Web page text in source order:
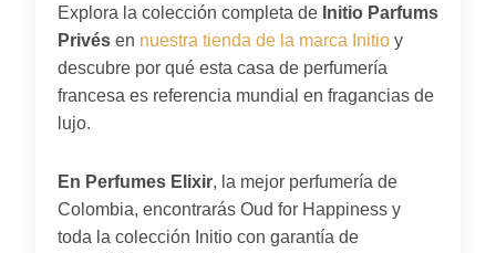
Explora la colección completa de Initio Parfums
Privés en nuestra tienda de la marca Initio y
descubre por qué esta casa de perfumería
francesa es referencia mundial en fragancias de
lujo.
En Perfumes Elixir, la mejor perfumería de
Colombia, encontrarás Oud for Happiness y
toda la colección Initio con garantía de